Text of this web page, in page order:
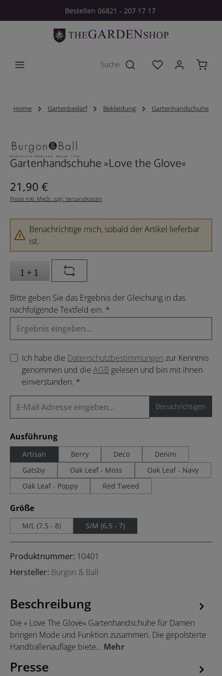
Zum Hauptinhalt springenBestellen 06821 - 207 17 17
Du hast 0
Home Gartenbedarf Bekleidung Gartenhandschuhe
Gartenhandschuhe »Love the Glove«
Regulärer Preis:
21,90 €
Preise inkl. MwSt. zzgl. Versandkosten
Benachrichtige mich, sobald der Artikel lieferbar
ist.
Bitte geben Sie das Ergebnis der Gleichung in das
nachfolgende Textfeld ein. *
Ich habe die Datenschutzbestimmungen zur Kenntnis
genommen und die AGB gelesen und bin mit ihnen
einverstanden. *
Benachrichtigen
Ausführungauswählen
Artisan Berry Deco
Denim
Gatsby
Oak Leaf - Moss
Oak Leaf - Navy
Oak Leaf - Poppy
Red Tweed
Größeauswählen
M/L (7,5 - 8) S/M (6,5 - 7)
Produktnummer: 10401
Hersteller: Burgon & Ball
Beschreibung
Die » Love The Glove« Gartenhandschuhe für Damen
bringen Mode und Funktion zusammen. Die gepolsterte
Handballenauflage biete… Mehr
Presse